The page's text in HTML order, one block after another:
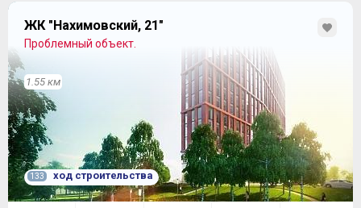
ЖК "Нахимовский, 21"
Проблемный объект.
1.55 км
133 ход строительства